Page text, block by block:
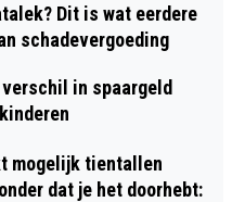
Dit is wat eerdere
schadevergoeding
in spaargeld
mogelijk tientallen
dat je het doorhebt: